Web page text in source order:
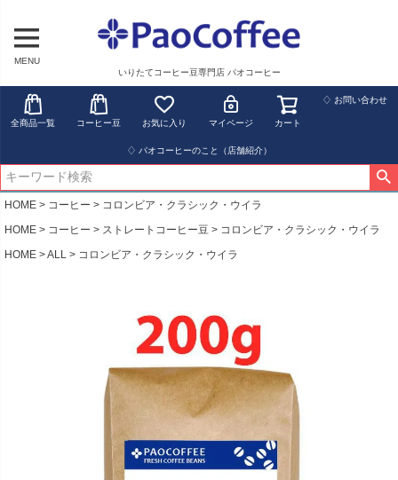
MENU
いりたてコーヒー豆専門店 パオコーヒー
全商品一覧 コーヒー豆 お気に入り マイページ カート
♢ お問い合わせ
♢ パオコーヒーのこと（店舗紹介）
HOME コーヒー
コロンビア・クラシック・ウイラ
HOME
コーヒー ストレートコーヒー豆
コロンビア・クラシック・ウイラ
HOME
ALL コロンビア・クラシック・ウイラ